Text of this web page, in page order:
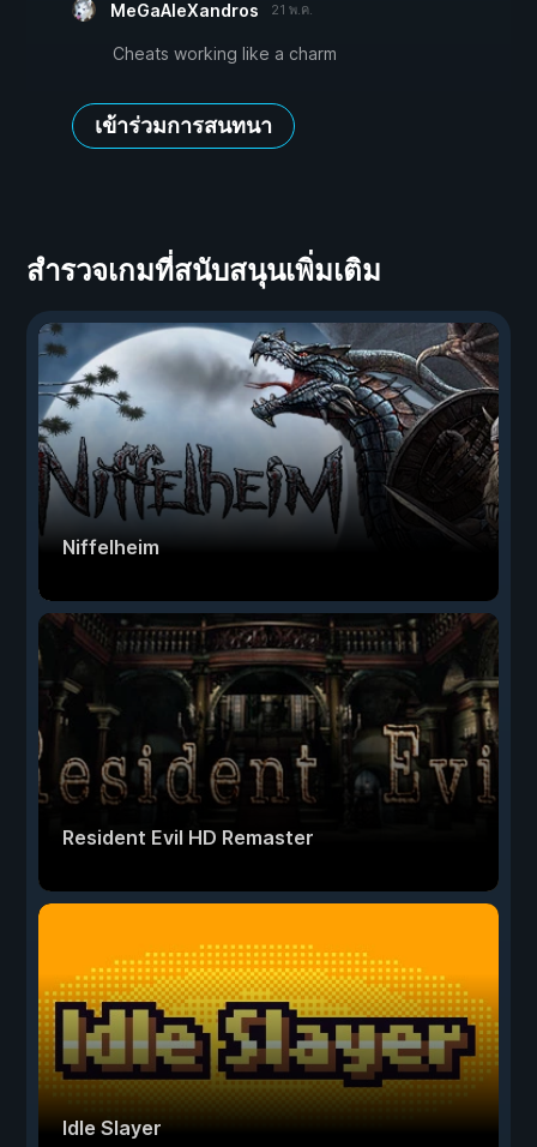
MeGaAleXandros 21 พ.ค.
Cheats working like a charm
เข้าร่วมการสนทนา
สำรวจเกมที่สนับสนุนเพิ่มเติม
Niffelheim
Resident Evil HD Remaster
Idle Slayer